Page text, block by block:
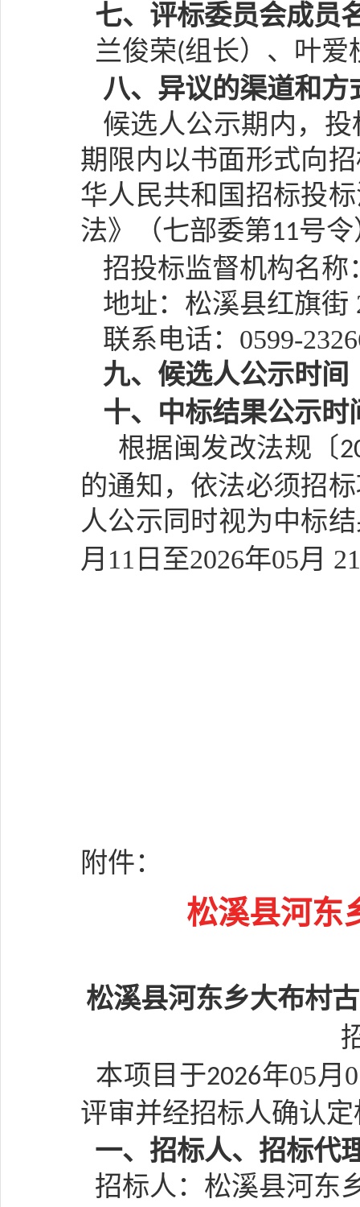
七、 评标委员会成员
兰俊荣(组长）、 叶爱
八、异议的渠道和方
候选人公示期内，
期限内以书面形式向
华人民共和国招标投
法》（七部委第11号
招投标监督机构名
地址：松溪县红旗街
联系电话： 0599-
九、候选人公示时间
十、中标结果公示时
根据闽发改法规〔
的通知，依法必须招
人公示同时视为中标
月 11 日至2026年05月 21
附件：
松溪县河东
松溪县河东乡大布村
本项目于2026年05月
评审并经招标人确认
一、招标人、招标代
招标人： 松溪县河东